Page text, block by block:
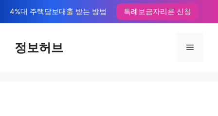
텐
4%대 주택담보대출 받는 방법 특례보금자리론 신청
정보허브 메